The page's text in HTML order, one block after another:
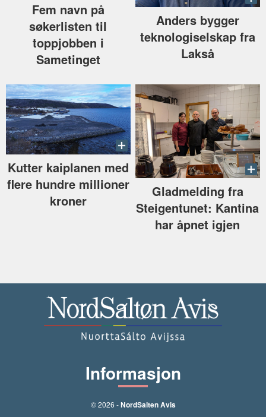
Fem navn på
søkerlisten til
toppjobben i
Sametinget
Anders bygger
teknologiselskap fra
Lakså
Kutter kaiplanen med
flere hundre millioner
kroner
Gladmelding fra
Steigentunet: Kantina
har åpnet igjen
Informasjon
© 2026 -NordSalten Avis